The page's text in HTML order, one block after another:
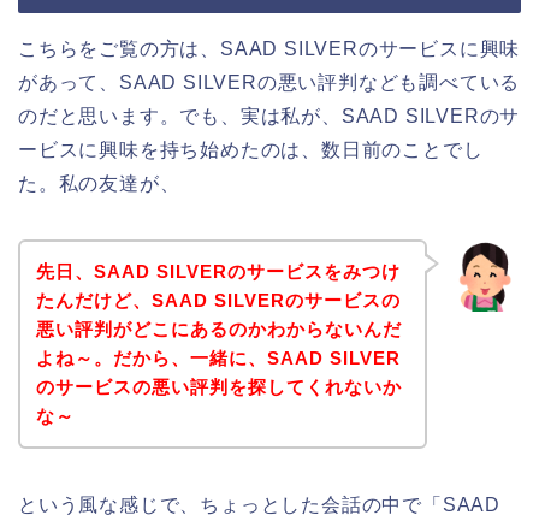
こちらをご覧の方は、SAAD SILVERのサービスに興味
があって、SAAD SILVERの悪い評判なども調べている
のだと思います。でも、実は私が、SAAD SILVERのサ
ービスに興味を持ち始めたのは、数日前のことでし
た。私の友達が、
先日、SAAD SILVERのサービスをみつけ
たんだけど、SAAD SILVERのサービスの
悪い評判がどこにあるのかわからないんだ
よね～。だから、一緒に、SAAD SILVER
のサービスの悪い評判を探してくれないか
な～
という風な感じで、ちょっとした会話の中で「SAAD